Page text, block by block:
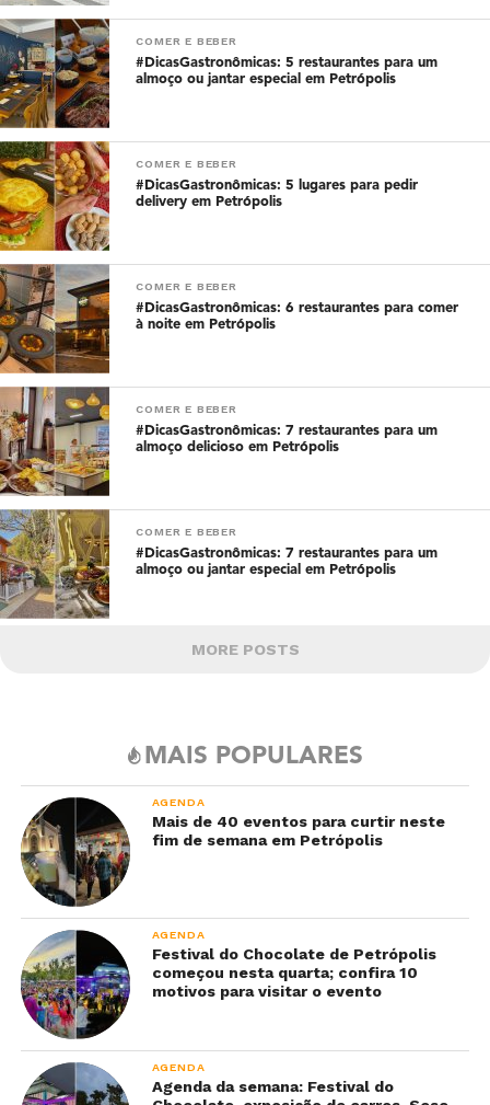
COMER E BEBER
#DicasGastronômicas: 5 restaurantes para um
almoço ou jantar especial em Petrópolis
COMER E BEBER
#DicasGastronômicas: 5 lugares para pedir
delivery em Petrópolis
COMER E BEBER
#DicasGastronômicas: 6 restaurantes para comer
à noite em Petrópolis
COMER E BEBER
#DicasGastronômicas: 7 restaurantes para um
almoço delicioso em Petrópolis
COMER E BEBER
#DicasGastronômicas: 7 restaurantes para um
almoço ou jantar especial em Petrópolis
MORE POSTS
MAIS POPULARES
AGENDA
Mais de 40 eventos para curtir neste
fim de semana em Petrópolis
AGENDA
Festival do Chocolate de Petrópolis
começou nesta quarta; confira 10
motivos para visitar o evento
AGENDA
Agenda da semana: Festival do